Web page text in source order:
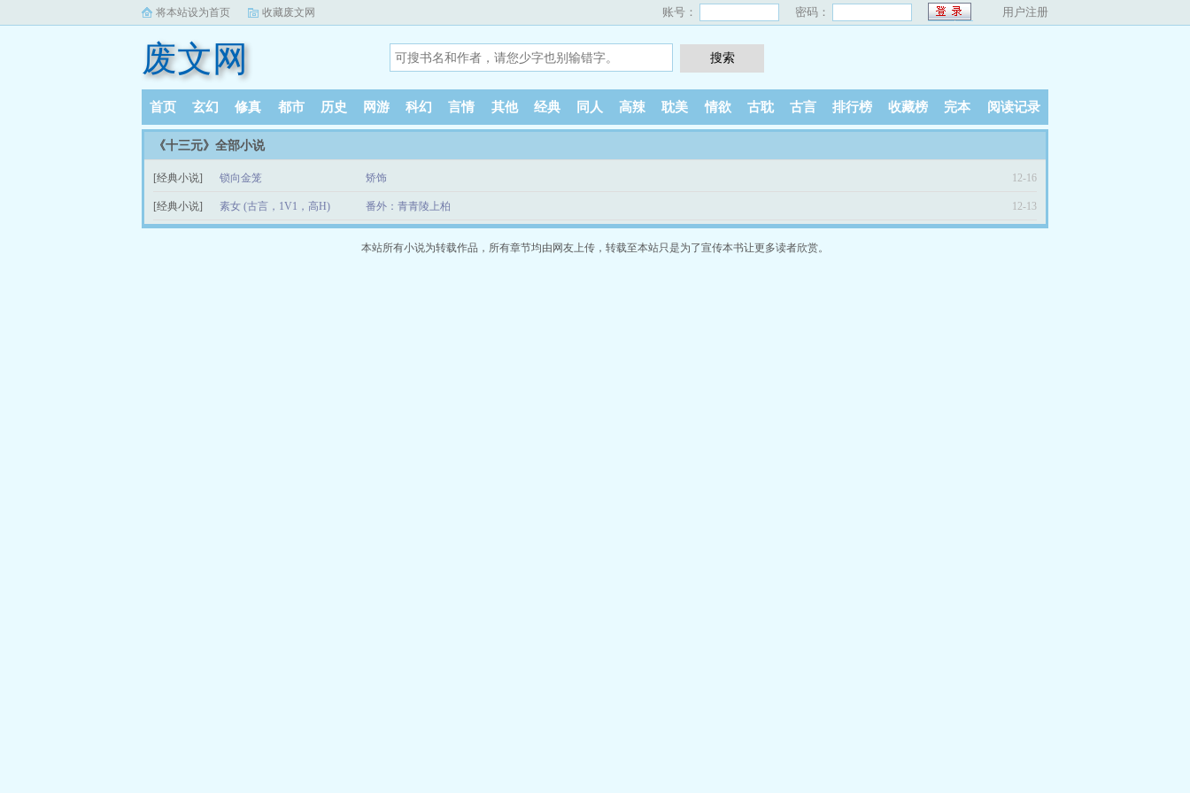
将本站设为首页 收藏废文网 账号： 密码： 用户注册
废文网
首页 玄幻 修真 都市 历史 网游 科幻 言情 其他 经典 同人 高辣 耽美 情欲 古耽 古言 排行榜 收藏榜 完本 阅读记录
《十三元》全部小说
[经典小说] 锁向金笼 矫饰 12-16
[经典小说] 素女 (古言，1V1，高H) 番外：青青陵上柏 12-13
本站所有小说为转载作品，所有章节均由网友上传，转载至本站只是为了宣传本书让更多读者欣赏。